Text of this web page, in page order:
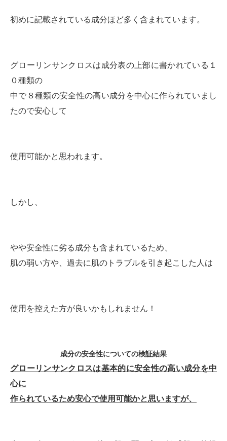
初めに記載されている成分ほど多く含まれています。
グローリンサンクロスは成分表の上部に書かれている１
０種類の
中で８種類の安全性の高い成分を中心に作られていまし
たので安心して
使用可能かと思われます。
しかし、
やや安全性に劣る成分も含まれているため、
肌の弱い方や、過去に肌のトラブルを引き起こした人は
使用を控えた方が良いかもしれません！
成分の安全性についての検証結果
グローリンサンクロスは基本的に安全性の高い成分を中
心に
作られているため安心で使用可能かと思いますが、